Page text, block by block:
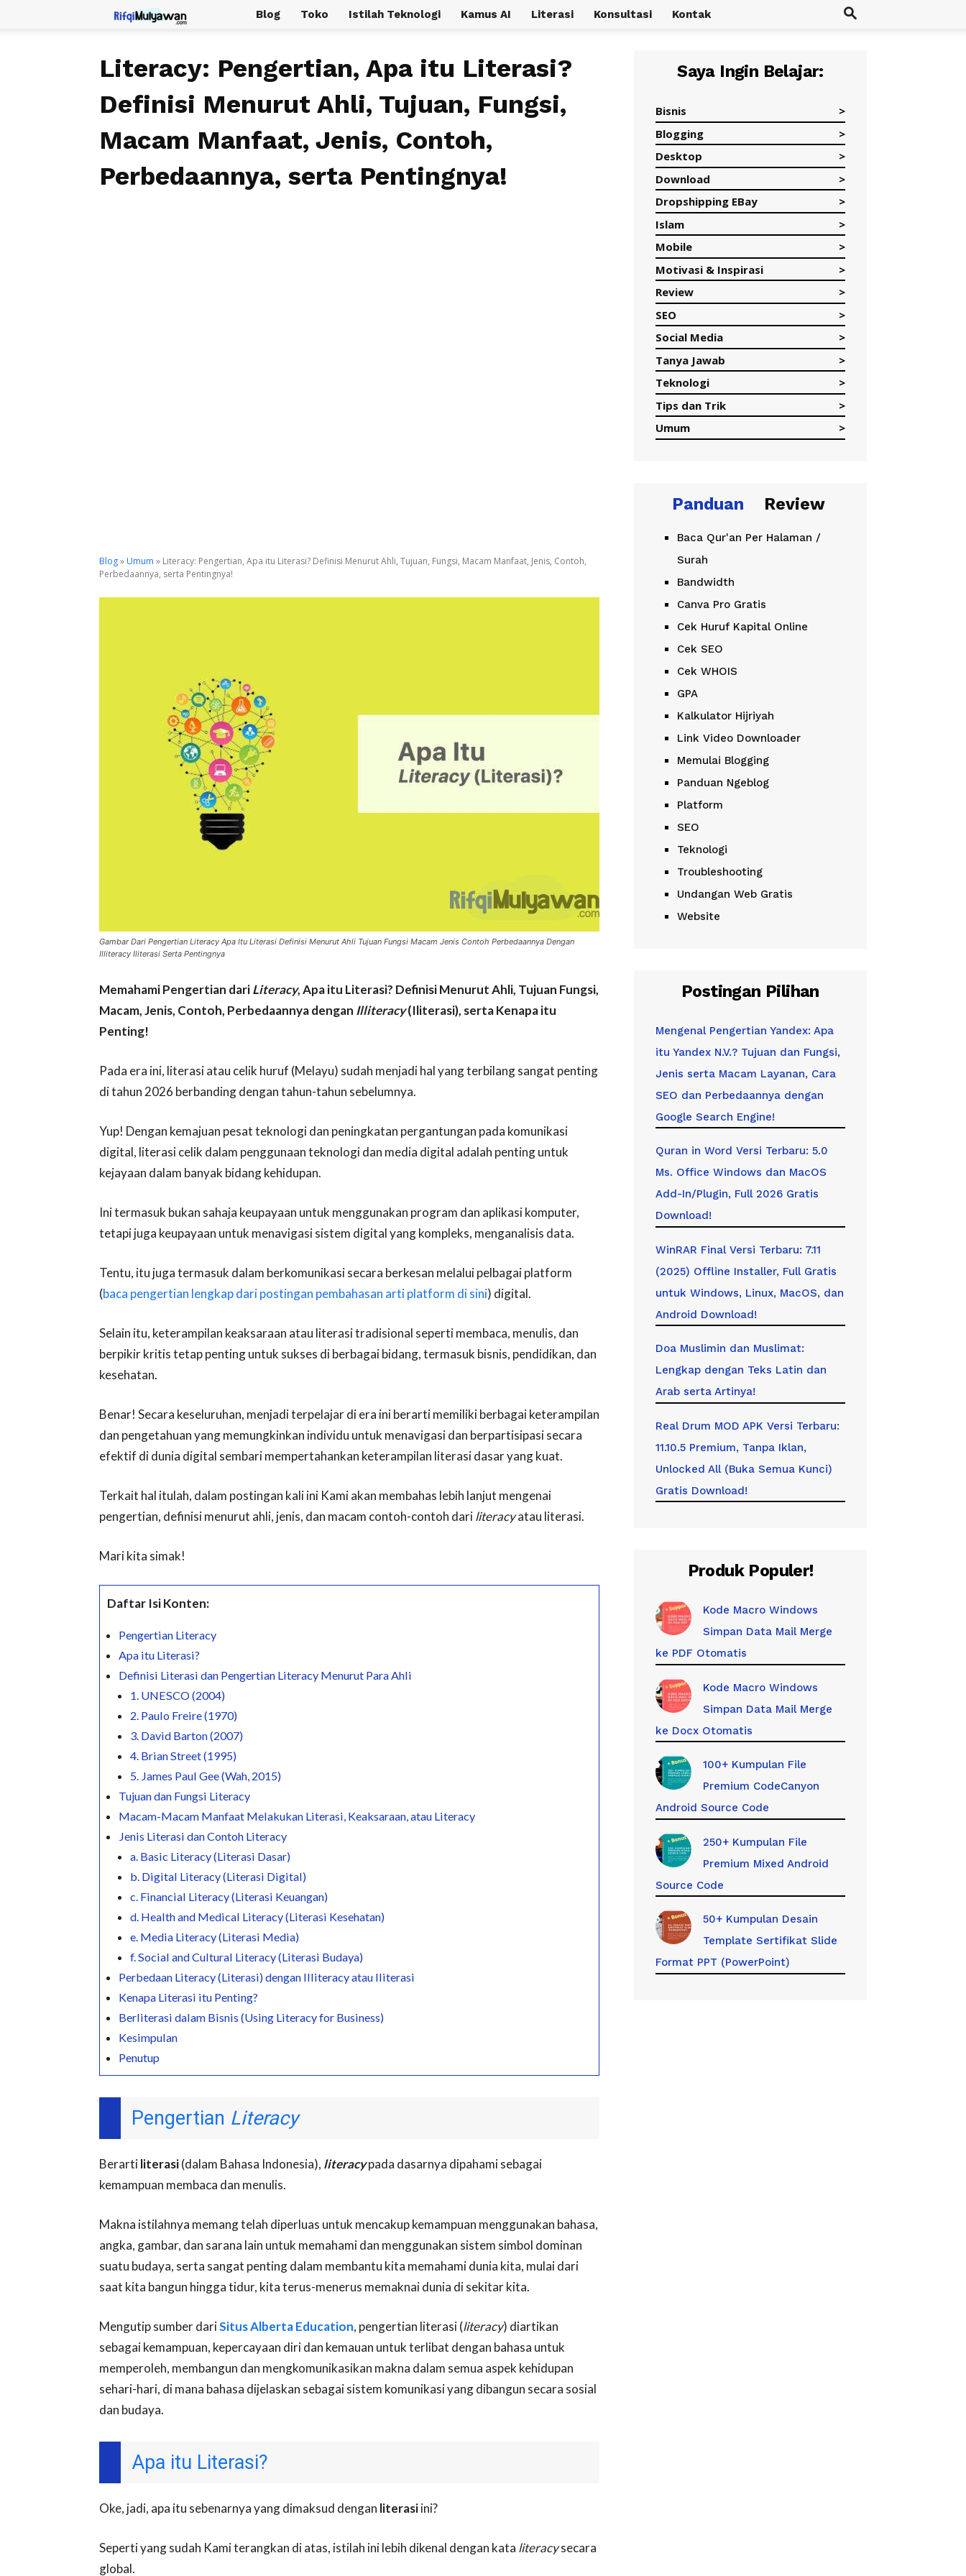
Rifqi
Blog Toko Istilah Teknologi Kamus AI Literasi Konsultasi Kontak
Literacy: Pengertian, Apa itu Literasi?
Definisi Menurut Ahli, Tujuan, Fungsi,
Macam Manfaat, Jenis, Contoh,
Perbedaannya, serta Pentingnya!
Blog» Umum » Literacy: Pengertian, Apa itu Literasi? Definisi Menurut Ahli, Tujuan, Fungsi, Macam Manfaat, Jenis, Contoh,
Perbedaannya, serta Pentingnya!
Gambar Dari Pengertian Literacy Apa Itu Literasi Definisi Menurut Ahli Tujuan Fungsi Macam Jenis Contoh Perbedaannya Dengan
Illiteracy Iliterasi Serta Pentingnya
Memahami Pengertian dariLiteracy, Apa itu Literasi? Definisi Menurut Ahli, Tujuan Fungsi,
Macam, Jenis, Contoh, Perbedaannya dengan Illiteracy(Iliterasi), serta Kenapa itu
Penting!
Pada era ini, literasi atau celik huruf (Melayu) sudah menjadi hal yang terbilang sangat penting
di tahun 2026 berbanding dengan tahun-tahun sebelumnya.
Yup! Dengan kemajuan pesat teknologi dan peningkatan pergantungan pada komunikasi
digital, literasi celik dalam penggunaan teknologi dan media digital adalah penting untuk
kejayaan dalam banyak bidang kehidupan.
Ini termasuk bukan sahaja keupayaan untuk menggunakan program dan aplikasi komputer,
tetapi juga keupayaan untuk menavigasi sistem digital yang kompleks, menganalisis data.
Tentu, itu juga termasuk dalam berkomunikasi secara berkesan melalui pelbagai platform
(baca pengertian lengkap dari postingan pembahasan arti platform di sini) digital.
Selain itu, keterampilan keaksaraan atau literasi tradisional seperti membaca, menulis, dan
berpikir kritis tetap penting untuk sukses di berbagai bidang, termasuk bisnis, pendidikan, dan
kesehatan.
Benar! Secara keseluruhan, menjadi terpelajar di era ini berarti memiliki berbagai keterampilan
dan pengetahuan yang memungkinkan individu untuk menavigasi dan berpartisipasi secara
efektif di dunia digital sembari mempertahankan keterampilan literasi dasar yang kuat.
Terkait hal itulah, dalam postingan kali ini Kami akan membahas lebih lanjut mengenai
pengertian, definisi menurut ahli, jenis, dan macam contoh-contoh dariliteracyatau literasi.
Mari kita simak!
Daftar Isi Konten:
Pengertian Literacy
Apa itu Literasi?
Definisi Literasi dan Pengertian Literacy Menurut Para Ahli
1. UNESCO (2004)
2. Paulo Freire (1970)
3. David Barton (2007)
4. Brian Street (1995)
5. James Paul Gee (Wah, 2015)
Tujuan dan Fungsi Literacy
Macam-Macam Manfaat Melakukan Literasi, Keaksaraan, atau Literacy
Jenis Literasi dan Contoh Literacy
a. Basic Literacy (Literasi Dasar)
b. Digital Literacy (Literasi Digital)
c. Financial Literacy (Literasi Keuangan)
d. Health and Medical Literacy (Literasi Kesehatan)
e. Media Literacy (Literasi Media)
f. Social and Cultural Literacy (Literasi Budaya)
Perbedaan Literacy (Literasi) dengan Illiteracy atau Iliterasi
Kenapa Literasi itu Penting?
Berliterasi dalam Bisnis (Using Literacy for Business)
Kesimpulan
Penutup
Pengertian Literacy
Berartiliterasi(dalam Bahasa Indonesia), literacypada dasarnya dipahami sebagai
kemampuan membaca dan menulis.
Makna istilahnya memang telah diperluas untuk mencakup kemampuan menggunakan bahasa,
angka, gambar, dan sarana lain untuk memahami dan menggunakan sistem simbol dominan
suatu budaya, serta sangat penting dalam membantu kita memahami dunia kita, mulai dari
saat kita bangun hingga tidur, kita terus-menerus memaknai dunia di sekitar kita.
Mengutip sumber dariSitus Alberta Education, pengertian literasi (literacy) diartikan
sebagai kemampuan, kepercayaan diri dan kemauan untuk terlibat dengan bahasa untuk
memperoleh, membangun dan mengkomunikasikan makna dalam semua aspek kehidupan
sehari-hari, di mana bahasa dijelaskan sebagai sistem komunikasi yang dibangun secara sosial
dan budaya.
Apa itu Literasi?
Oke, jadi, apa itu sebenarnya yang dimaksud dengan literasiini?
Seperti yang sudah Kami terangkan di atas, istilah ini lebih dikenal dengan kata literacysecara
global.
Saya Ingin Belajar:
Bisnis
Blogging
Desktop
Download
Dropshipping EBay
Islam
Mobile
Motivasi & Inspirasi
Review
SEO
Social Media
Tanya Jawab
Teknologi
Tips dan Trik
Umum
Panduan Review
Baca Qur'an Per Halaman /
Surah
Bandwidth
Canva Pro Gratis
Cek Huruf Kapital Online
Cek SEO
Cek WHOIS
GPA
Kalkulator Hijriyah
Link Video Downloader
Memulai Blogging
Panduan Ngeblog
Platform
SEO
Teknologi
Troubleshooting
Undangan Web Gratis
Website
Postingan Pilihan
Mengenal Pengertian Yandex: Apa
itu Yandex N.V.? Tujuan dan Fungsi,
Jenis serta Macam Layanan, Cara
SEO dan Perbedaannya dengan
Google Search Engine!
Quran in Word Versi Terbaru: 5.0
Ms. Office Windows dan MacOS
Add-In/Plugin, Full 2026 Gratis
Download!
WinRAR Final Versi Terbaru: 7.11
(2025) Offline Installer, Full Gratis
untuk Windows, Linux, MacOS, dan
Android Download!
Doa Muslimin dan Muslimat:
Lengkap dengan Teks Latin dan
Arab serta Artinya!
Real Drum MOD APK Versi Terbaru:
11.10.5 Premium, Tanpa Iklan,
Unlocked All (Buka Semua Kunci)
Gratis Download!
Produk Populer!
Kode Macro Windows
Simpan Data Mail Merge
ke PDF Otomatis
Kode Macro Windows
Simpan Data Mail Merge
ke Docx Otomatis
100+ Kumpulan File
Premium CodeCanyon
Android Source Code
250+ Kumpulan File
Premium Mixed Android
Source Code
50+ Kumpulan Desain
Template Sertifikat Slide
Format PPT (PowerPoint)